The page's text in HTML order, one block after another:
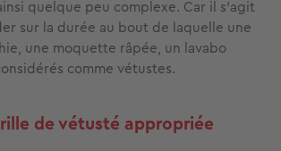
quelque peu complexe. Car il s'agit
sur la durée au bout de laquelle une
une moquette râpée, un lavabo
comme vétustes.
de vétusté appropriée